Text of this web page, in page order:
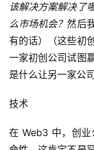
该解决方案解决了
么市场机会？然后
有的话）（这些初
一家初创公司试图
是什么让另一家公
技术
在 Web3 中，创